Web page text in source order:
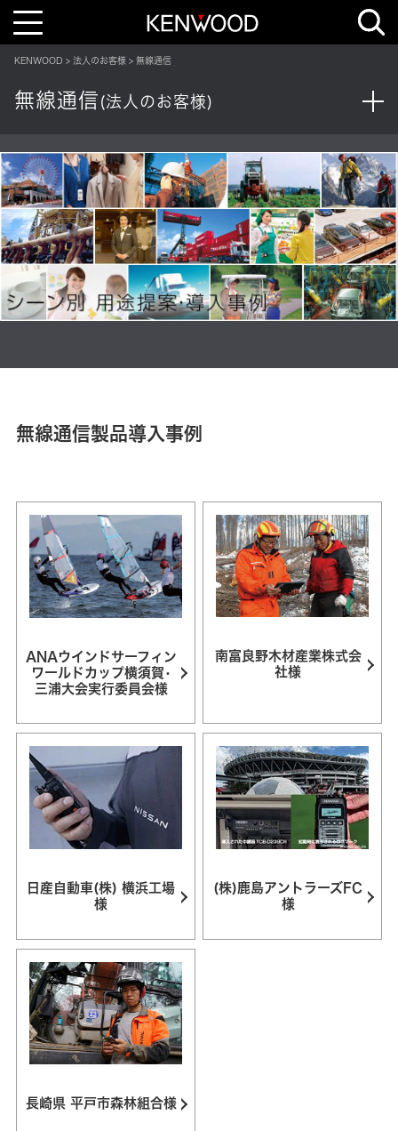
T
l
n
a
a
t
i
o
n
KENWOOD 法人のお客様 無線通信
無線通信 (法人のお客様)
無線通信製品導入事例
ANAウインドサーフィン
ワールドカップ横須賀•
三浦大会実行委員会様
南富良野木材産業株式会
社様
日産自動車(株) 横浜工場
様
(株)鹿島アントラーズFC
様
長崎県 平戸市森林組合様